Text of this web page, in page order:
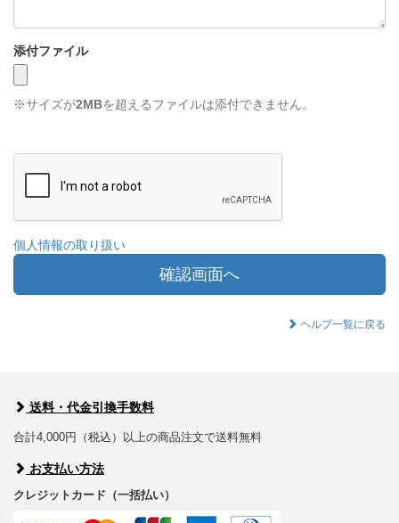
添付ファイル
※サイズが2MBを超えるファイルは添付できません。
個人情報の取り扱い
確認画面へ
ヘルプ一覧に戻る
送料・代金引換手数料
合計4,000円（税込）以上の商品注文で送料無料
お支払い方法
クレジットカード（一括払い）